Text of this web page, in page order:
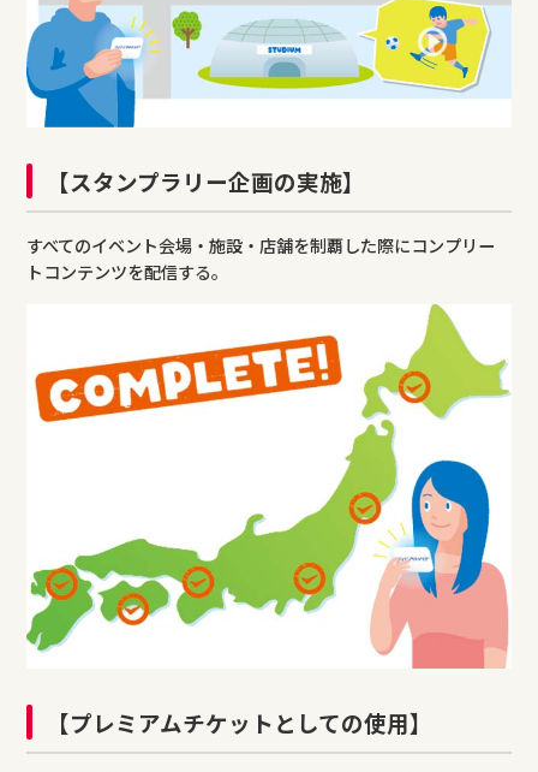
【スタンプラリー企画の実施】
すべてのイベント会場・施設・店舗を制覇した際にコンプリー
トコンテンツを配信する。
【プレミアムチケットとしての使用】